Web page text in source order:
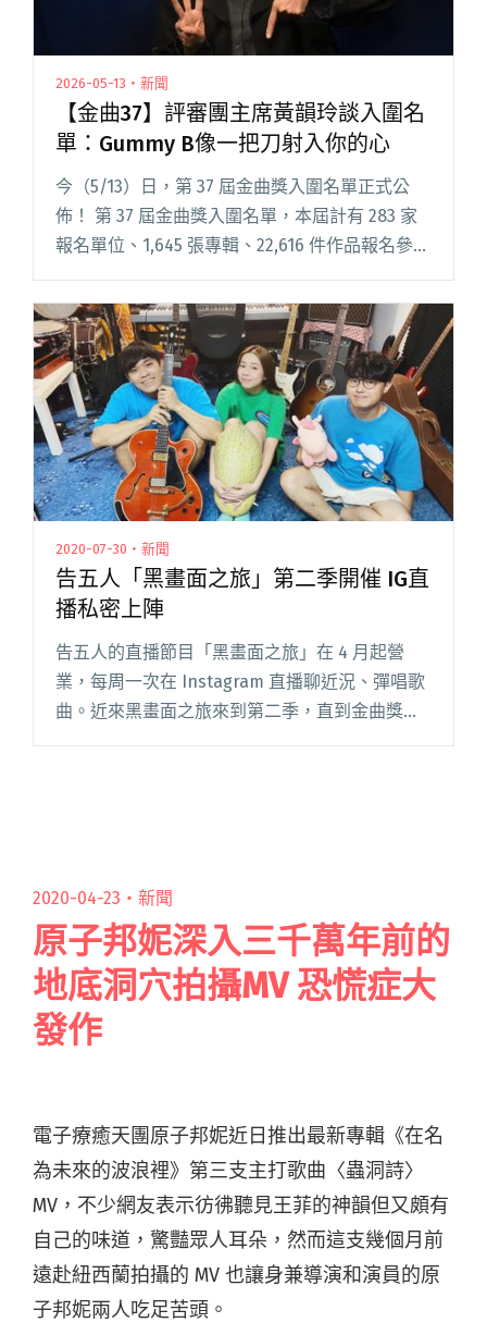
2026-05-13・新聞
【金曲37】評審團主席黃韻玲談入圍名
單：Gummy B像一把刀射入你的心
今（5/13）日，第 37 屆金曲獎入圍名單正式公
佈！ 第 37 屆金曲獎入圍名單，本屆計有 283 家
報名單位、1,645 張專輯、22,616 件作品報名參
3 個月的評審作業後，決議本年入圍名閱讀全文
"【金曲37】評審團主席黃韻玲談入圍名單：
Gummy B像一把刀射入你的心"
2020-07-30・新聞
告五人「黑畫面之旅」第二季開催 IG直
播私密上陣
告五人的直播節目「黑畫面之旅」在 4 月起營
業，每周一次在 Instagram 直播聊近況、彈唱歌
曲。近來黑畫面之旅來到第二季，直到金曲獎之
前，將連續直播 11 周節目，最新一期展開「睡衣
2020-04-23・ 新聞
原子邦妮深入三千萬年前的
地底洞穴拍攝MV 恐慌症大
發作
電子療癒天團原子邦妮近日推出最新專輯《在名
為未來的波浪裡》第三支主打歌曲〈蟲洞詩〉
MV，不少網友表示彷彿聽見王菲的神韻但又頗有
自己的味道，驚豔眾人耳朵，然而這支幾個月前
遠赴紐西蘭拍攝的 MV 也讓身兼導演和演員的原
子邦妮兩人吃足苦頭。